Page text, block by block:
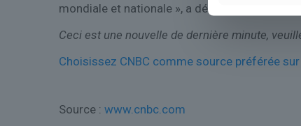
mondiale et nationale », a déclaré la RBA.
Ceci est une nouvelle de dernière minute,
Choisissez CNBC comme source préférée
Source : www.cnbc.com